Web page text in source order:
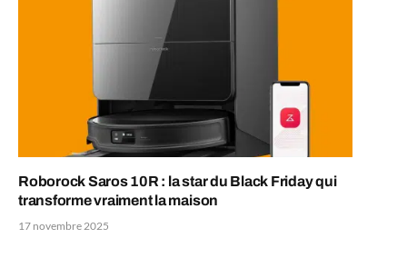
Roborock Saros 10R : la star du Black Friday qui
transforme vraiment la maison
17 novembre 2025